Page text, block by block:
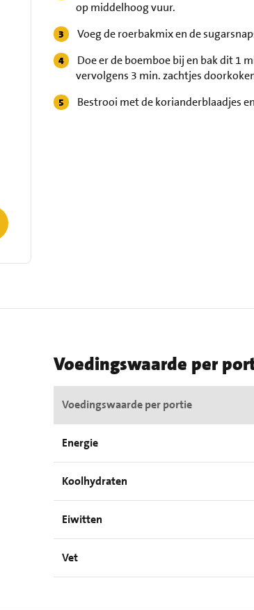
op middelhoog vuur.
Voeg de roerbakmix en de
Doe er de boemboe bij en bak dit 1
vervolgens 3 min. zachtjes
Bestrooi met de korianderblaadjes
Voedingswaarde per
Voedingswaarde per portie
Energie
Koolhydraten
Eiwitten
Vet